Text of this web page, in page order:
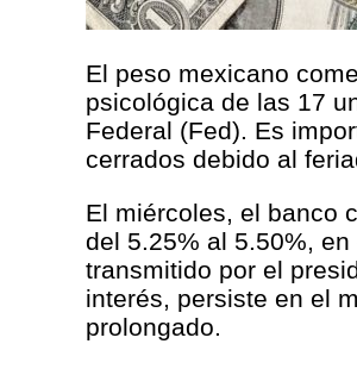
El peso mexicano
psicológica de las 17
Federal (Fed). Es
cerrados debido al
El miércoles, el banco
del 5.25% al 5.50%,
transmitido por el
interés, persiste en el
prolongado.